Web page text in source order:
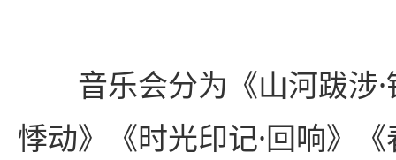
音乐会分为《山河跋涉
悸动》《时光印记·回响》